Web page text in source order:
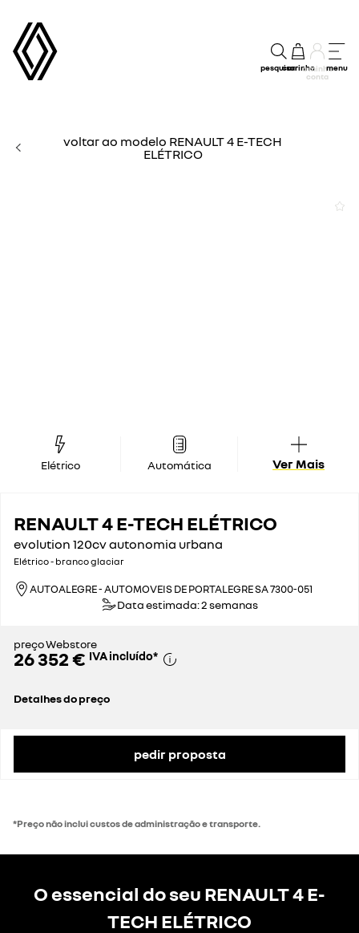
pesquisarcarrinhoa minha
conta
menu
voltar ao modelo RENAULT 4 E-TECH
ELÉTRICO
Elétrico Automática Ver Mais
RENAULT 4 E-TECH ELÉTRICO
evolution 120cv autonomia urbana
Elétrico - branco glaciar
AUTOALEGRE - AUTOMOVEIS DE PORTALEGRE SA 7300-051
Data estimada: 2 semanas
preço Webstore
26 352 € IVA incluído*
Detalhes do preço
Valor do IVA
4928 €
preço de catálogo com impostospedir proposta
*Preço não inclui custos de administração e transporte.
O essencial do seu RENAULT 4 E-
TECH ELÉTRICO